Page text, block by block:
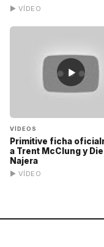
▶ VÍDEO
▶
VÍDEOS
Primitive ficha
a Trent McClung y
Najera
▶ VÍDEO